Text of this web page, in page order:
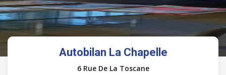
Autobilan La Chapelle
6 Rue De La Toscane